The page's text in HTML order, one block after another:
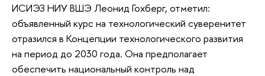
ИСИЭЗ НИУ ВШЭ Леонид Гохберг, отметил:
объявленный курс на технологический суверенитет
отразился в Концепции технологического развития
на период до 2030 года. Она предполагает
обеспечить национальный контроль над